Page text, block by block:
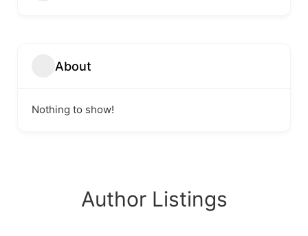
About
Nothing to show!
Author Listings